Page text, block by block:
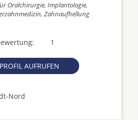
Oralchirurgie, Implantologie,
Zahnaufhellung
1
PROFIL AUFRUFEN
Nord